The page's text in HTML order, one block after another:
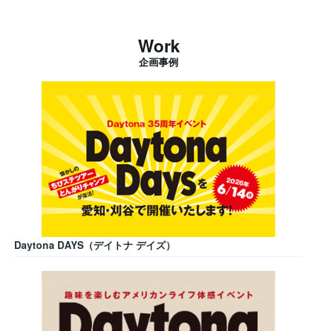
Work
企画事例
Daytona DAYS（デイトナ デイズ）